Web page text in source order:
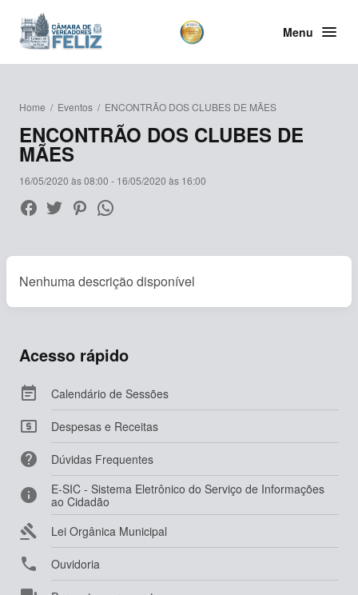
Menu
Home / Eventos / ENCONTRÃO DOS CLUBES DE MÃES
ENCONTRÃO DOS CLUBES DE
MÃES
16/05/2020 às 08:00 - 16/05/2020 às 16:00
Nenhuma descrição disponível
Acesso rápido
 Calendário de Sessões
 Despesas e Receitas
 Dúvidas Frequentes

E-SIC - Sistema Eletrônico do Serviço de Informações
ao Cidadão
 Lei Orgânica Municipal
 Ouvidoria